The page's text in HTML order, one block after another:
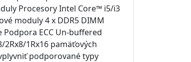
Procesory Intel Core™ i5/i3
moduly 4 x DDR5 DIMM
ECC Un-buffered
2Rx8/1Rx16 pamäťových
podporované typy